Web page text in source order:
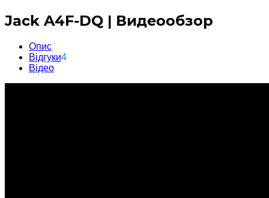
Jack A4F-DQ | Видеообзор
Опис
Відгуки4
Відео